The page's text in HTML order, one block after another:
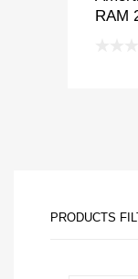
RAM
PRODUCTS